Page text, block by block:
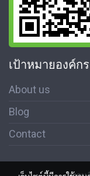
เป้าหมายองค์กร
About us
Blog
Contact